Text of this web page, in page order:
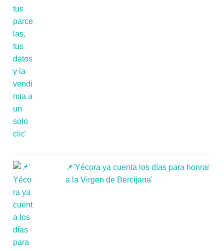
📌'Yécora ya cuenta los días para honrar
a la Virgen de Bercijana'